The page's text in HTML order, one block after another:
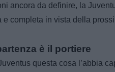
ancora da definire, la
e completa in vista della
è il portiere
questa cosa l’abbia